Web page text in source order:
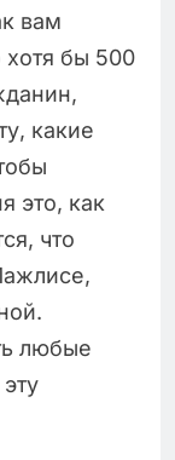
вам
хотя бы 500
какие
это, как
что
любые